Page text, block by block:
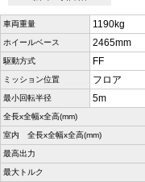
車両重量 1190kg
ホイールベース 2465mm
駆動方式 FF
ミッション位置 フロア
最小回転半径 5m
全長x全幅x全高(mm)
室内 全長x全幅x全高(mm)
最高出力
最大トルク